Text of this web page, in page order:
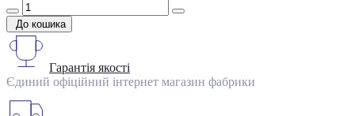
До кошика
Гарантія якості
Єдиний офіційний інтернет магазин фабрики